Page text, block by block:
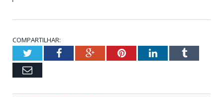
COMPARTILHAR:
TwitterFacebookGoogle+PinterestLinkedInTumblr
Email